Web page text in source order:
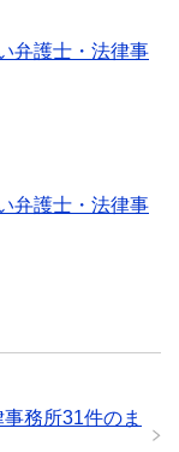
弁護士・法律事
弁護士・法律事
務所31件のま